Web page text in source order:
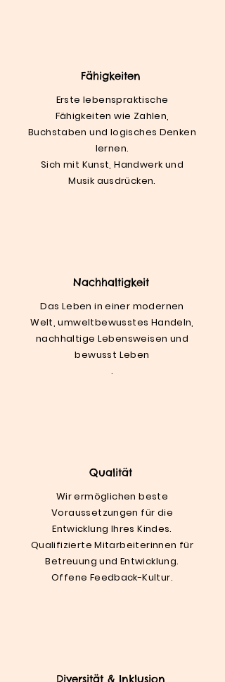
Fähigkeiten
Erste lebenspraktische
Fähigkeiten wie Zahlen,
Buchstaben und logisches Denken
lernen.
Sich mit Kunst, Handwerk und
Musik ausdrücken.
Nachhaltigkeit
Das Leben in einer modernen
Welt, umweltbewusstes Handeln,
nachhaltige Lebensweisen und
bewusst Leben
.
Qualität
Wir ermöglichen beste
Voraussetzungen für die
Entwicklung Ihres Kindes.
Qualifizierte Mitarbeiterinnen für
Betreuung und Entwicklung.
Offene Feedback-Kultur.
Diversität & Inklusion